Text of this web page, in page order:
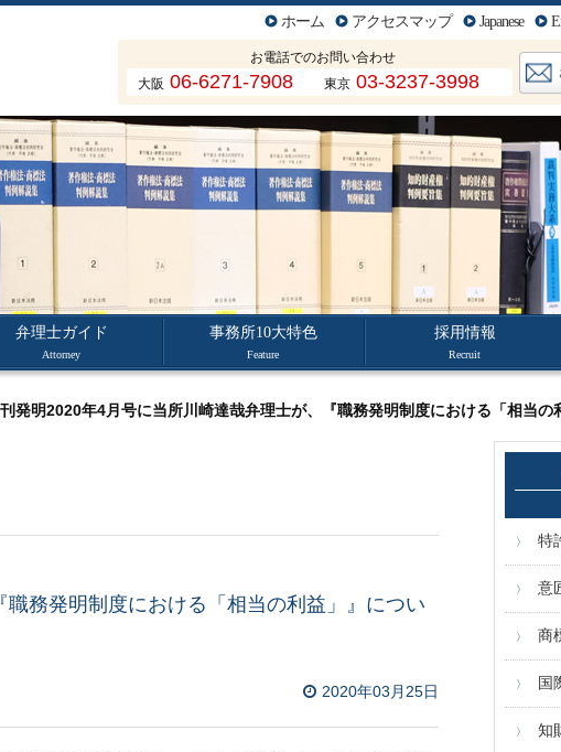
ホーム アクセスマップ Japanese
お電話でのお問い合わせ
大阪 06-6271-7908 東京 03-3237-3998
弁理士ガイド
Attorney
事務所10大特色
Feature
採用情報
Recruit
刊発明2020年4月号に当所川崎達哉弁理士が、『職務発明制度における「相当の
務発明制度における「相当の利益」』につい
2020年03月25日
特
意
商
国
知